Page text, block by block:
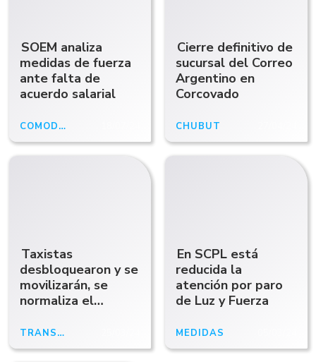
SOEM analiza
medidas de fuerza
ante falta de
acuerdo salarial
COMODORO
Cierre definitivo de
sucursal del Correo
Argentino en
Corcovado
CHUBUT
Taxistas
desbloquearon y se
movilizarán, se
normaliza el
Transporte Público
TRANSPORTE
En SCPL está
reducida la
atención por paro
de Luz y Fuerza
MEDIDAS